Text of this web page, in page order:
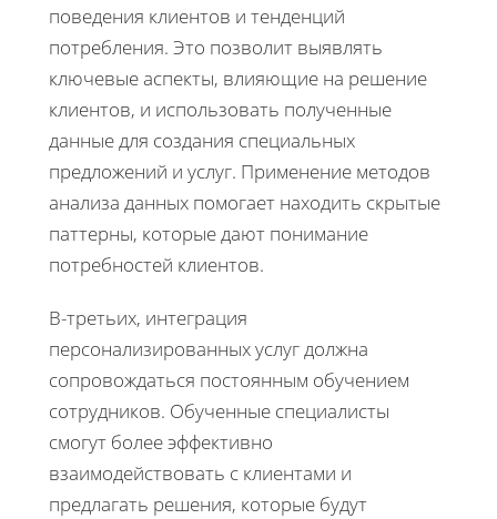
поведения клиентов и тенденций
потребления. Это позволит выявлять
ключевые аспекты, влияющие на решение
клиентов, и использовать полученные
данные для создания специальных
предложений и услуг. Применение методов
анализа данных помогает находить скрытые
паттерны, которые дают понимание
потребностей клиентов.
В-третьих, интеграция
персонализированных услуг должна
сопровождаться постоянным обучением
сотрудников. Обученные специалисты
смогут более эффективно
взаимодействовать с клиентами и
предлагать решения, которые будут